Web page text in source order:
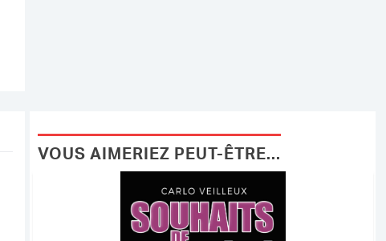
VOUS AIMERIEZ PEUT-ÊTRE...